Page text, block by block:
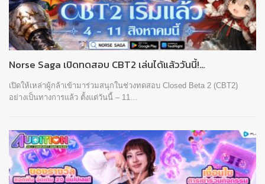
Norse Saga เปิดทดสอบ CBT2 เล่นได้แล้ววันนี้!…
เปิดให้เหล่าผู้กล้าเข้ามาร่วมสนุกในช่วงทดสอบ Closed Beta 2 (CBT2)
อย่างเป็นทางการแล้ว ตั้งแต่วันนี้ – 11…